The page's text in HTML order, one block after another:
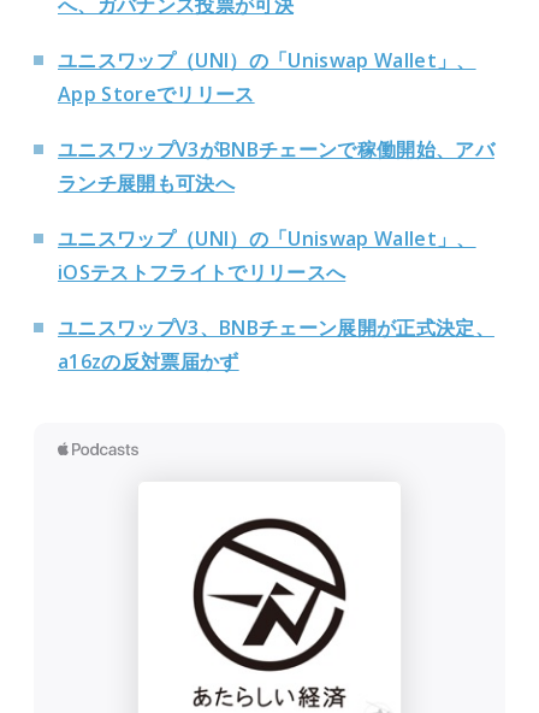
ユニスワップ（UNI）の「Uniswap Wallet」、
App Storeでリリース
ユニスワップV3がBNBチェーンで稼働開始、アバ
ランチ展開も可決へ
ユニスワップ（UNI）の「Uniswap Wallet」、
iOSテストフライトでリリースへ
ユニスワップV3、BNBチェーン展開が正式決定、
a16zの反対票届かず